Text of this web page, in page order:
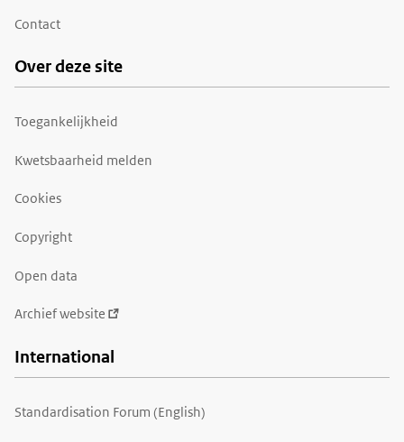
Contact
Over deze site
Toegankelijkheid
Kwetsbaarheid melden
Cookies
Copyright
Open data
Archief website
International
Standardisation Forum (English)